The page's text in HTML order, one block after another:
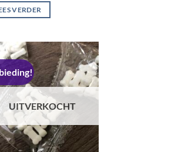
VERDER
UITVERKOCHT